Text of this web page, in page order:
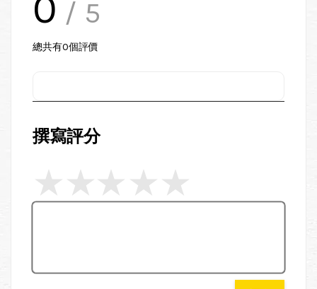
/ 5
總共有0個評價
撰寫評分